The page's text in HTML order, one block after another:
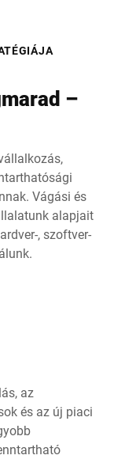
–
Vágási és
alapjait
, szoftver-
az
és az új piaci